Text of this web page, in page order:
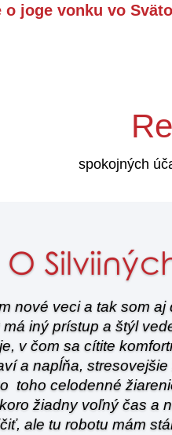
joge vonku vo
spokojných
O
nové veci a tak som
má iný prístup a štýl
v čom sa cítite
a napĺňa,
toho celodenné
žiadny voľný čas
ale tu robotu mám